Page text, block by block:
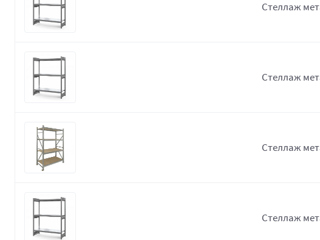
Стеллаж
Стеллаж
Стеллаж
Стеллаж